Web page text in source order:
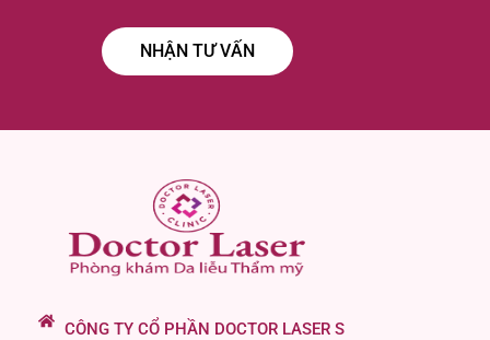
CÔNG TY CỔ PHẦN DOCTOR LASER S